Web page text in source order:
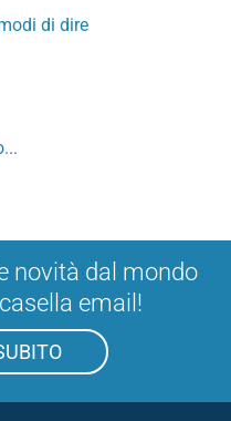
di dire
novità dal mondo
email!